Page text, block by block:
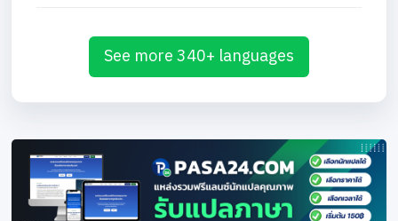
See more 340+ languages